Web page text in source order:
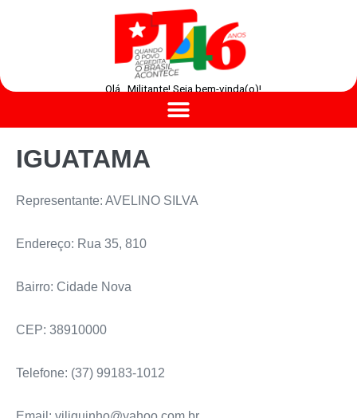
Olá , Militante! Seja bem-vinda(o)!
IGUATAMA
Representante: AVELINO SILVA
Endereço: Rua 35, 810
Bairro: Cidade Nova
CEP: 38910000
Telefone: (37) 99183-1012